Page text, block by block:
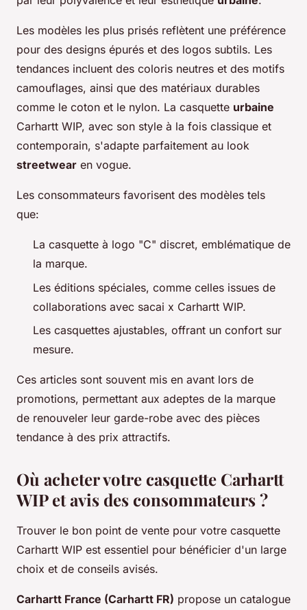
Les modèles les plus prisés reflètent une préférence
pour des designs épurés et des logos subtils. Les
tendances incluent des coloris neutres et des motifs
camouflages, ainsi que des matériaux durables
comme le coton et le nylon. La casquette urbaine
Carhartt WIP, avec son style à la fois classique et
contemporain, s'adapte parfaitement au look
streetwear en vogue.
Les consommateurs favorisent des modèles tels
que:
La casquette à logo "C" discret, emblématique de
la marque.
Les éditions spéciales, comme celles issues de
collaborations avec sacai x Carhartt WIP.
Les casquettes ajustables, offrant un confort sur
mesure.
Ces articles sont souvent mis en avant lors de
promotions, permettant aux adeptes de la marque
de renouveler leur garde-robe avec des pièces
tendance à des prix attractifs.
Où acheter votre casquette Carhartt
WIP et avis des consommateurs ?
Trouver le bon point de vente pour votre casquette
Carhartt WIP est essentiel pour bénéficier d'un large
choix et de conseils avisés.
Carhartt France (Carhartt FR) propose un catalogue